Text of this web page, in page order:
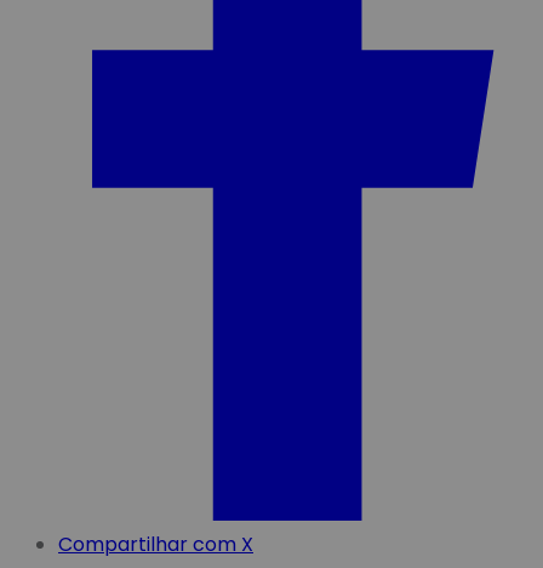
Compartilhar com X